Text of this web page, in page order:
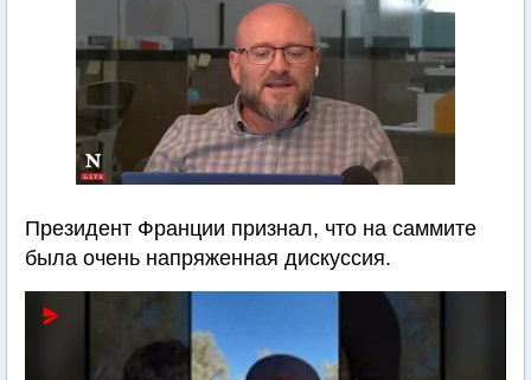
Президент Франции признал, что на саммите
была очень напряженная дискуссия.